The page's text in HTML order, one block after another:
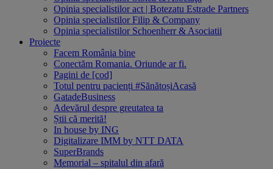
Opinia specialistilor act | Botezatu Estrade Partners
Opinia specialistilor Filip & Company
Opinia specialistilor Schoenherr & Asociatii
Proiecte
Facem România bine
Conectăm Romania. Oriunde ar fi.
Pagini de [cod]
Totul pentru pacienți #SănătoșiAcasă
GatadeBusiness
Adevărul despre greutatea ta
Știi că merită!
In house by ING
Digitalizare IMM by NTT DATA
SuperBrands
Memorial – spitalul din afară